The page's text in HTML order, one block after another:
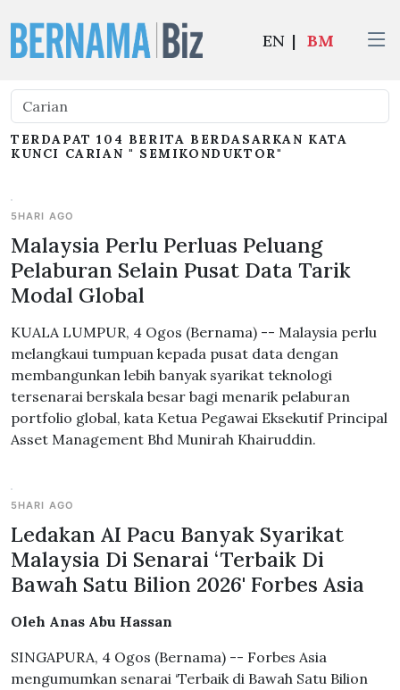
EN | BM
TERDAPAT 104 BERITA BERDASARKAN KATA
KUNCI CARIAN " SEMIKONDUKTOR"
5HARI AGO
Malaysia Perlu Perluas Peluang
Pelaburan Selain Pusat Data Tarik
Modal Global
KUALA LUMPUR, 4 Ogos (Bernama) -- Malaysia perlu
melangkaui tumpuan kepada pusat data dengan
membangunkan lebih banyak syarikat teknologi
tersenarai berskala besar bagi menarik pelaburan
portfolio global, kata Ketua Pegawai Eksekutif Principal
Asset Management Bhd Munirah Khairuddin.
5HARI AGO
Ledakan AI Pacu Banyak Syarikat
Malaysia Di Senarai ‘Terbaik Di
Bawah Satu Bilion 2026' Forbes Asia
Oleh Anas Abu Hassan
SINGAPURA, 4 Ogos (Bernama) -- Forbes Asia
mengumumkan senarai ‘Terbaik di Bawah Satu Bilion